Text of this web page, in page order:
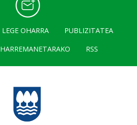
LEGE OHARRA
PUBLIZITATEA
HARREMANETARAKO RSS